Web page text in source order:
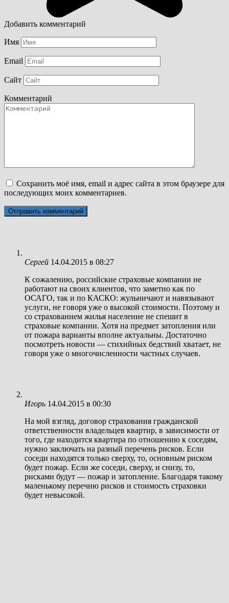
Добавить комментарий
Имя
Email
Сайт
Комментарий
Сохранить моё имя, email и адрес сайта в этом браузере для
последующих моих комментариев.
Сергей 14.04.2015 в 08:27
К сожалению, российские страховые компании не
работают на своих клиентов, что заметно как по
ОСАГО, так и по КАСКО: жульничают и навязывают
услуги, не говоря уже о высокой стоимости. Поэтому и
со страхованием жилья население не спешит в
страховые компании. Хотя на предмет затопления или
от пожара варианты вполне актуальны. Достаточно
посмотреть новости — стихийных бедствий хватает, не
говоря уже о многочисленности частных случаев.
Игорь 14.04.2015 в 00:30
На мой взгляд, договор страхования гражданской
ответственности владельцев квартир, в зависимости от
того, где находится квартира по отношению к соседям,
нужно заключать на разный перечень рисков. Если
соседи находятся только сверху, то, основным риском
будет пожар. Если же соседи, сверху, и снизу, то,
рисками будут — пожар и затопление. Благодаря такому
маленькому перечню рисков и стоимость страховки
будет невысокой.